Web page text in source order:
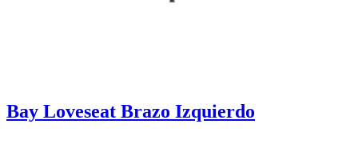
Bay Loveseat Brazo Izquierdo